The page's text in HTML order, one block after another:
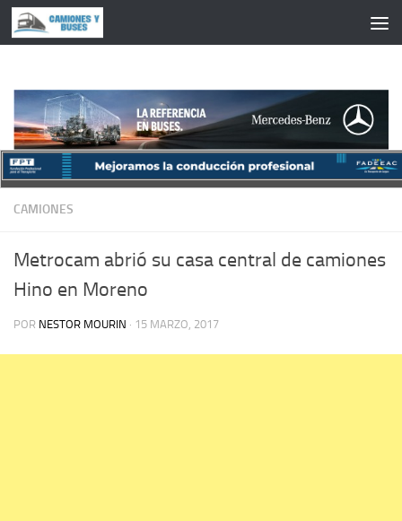
Saltar al contenido
CAMIONES
Metrocam abrió su casa central de camiones
Hino en Moreno
POR NESTOR MOURIN · 15 MARZO, 2017